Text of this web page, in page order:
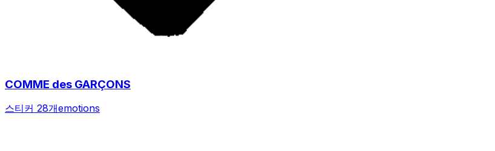
COMME des GARÇONS
스티커 28개emotions